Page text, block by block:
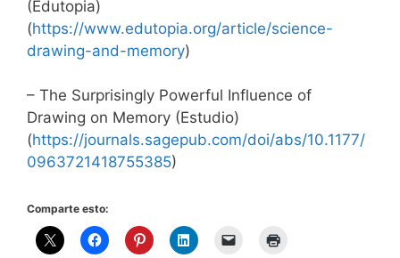
(Edutopia)
(https://www.edutopia.org/article/science-
drawing-and-memory)
– The Surprisingly Powerful Influence of
Drawing on Memory (Estudio)
(https://journals.sagepub.com/doi/abs/10.1177/
0963721418755385)
Comparte esto: